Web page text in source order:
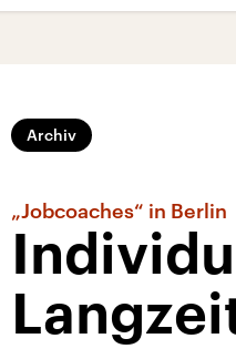
Archiv
„Jobcoaches“ in Berlin